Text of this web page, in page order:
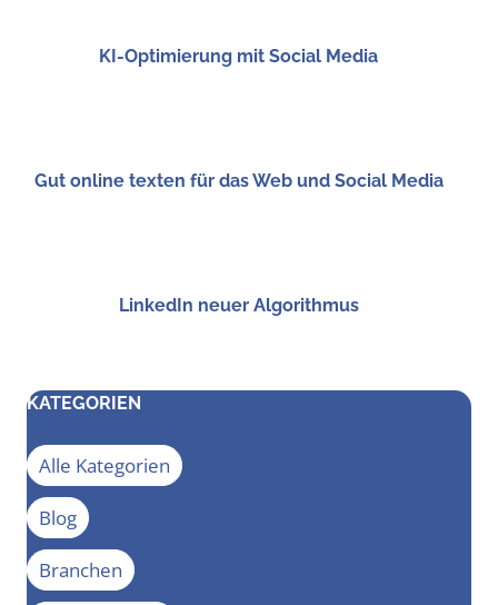
KI-Opti­mie­rung mit Social Media
Gut online tex­ten für das Web und Social Media
Lin­ke­dIn neu­er Algorithmus
KATEGORIEN
Alle Kategorien
Blog
Branchen